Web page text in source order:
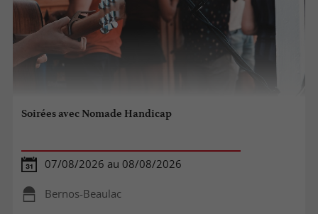
Soirées avec Nomade Handicap
07/08/2026 au 08/08/2026
Bernos-Beaulac